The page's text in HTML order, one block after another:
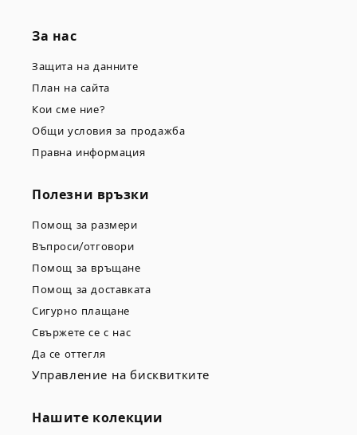
За нас
Защита на данните
План на сайта
Кои сме ние?
Общи условия за продажба
Правна информация
Полезни връзки
Помощ за размери
Въпроси/отговори
Помощ за връщане
Помощ за доставката
Сигурно плащане
Свържете се с нас
Да се оттегля
Управление на бисквитките
Нашите колекции